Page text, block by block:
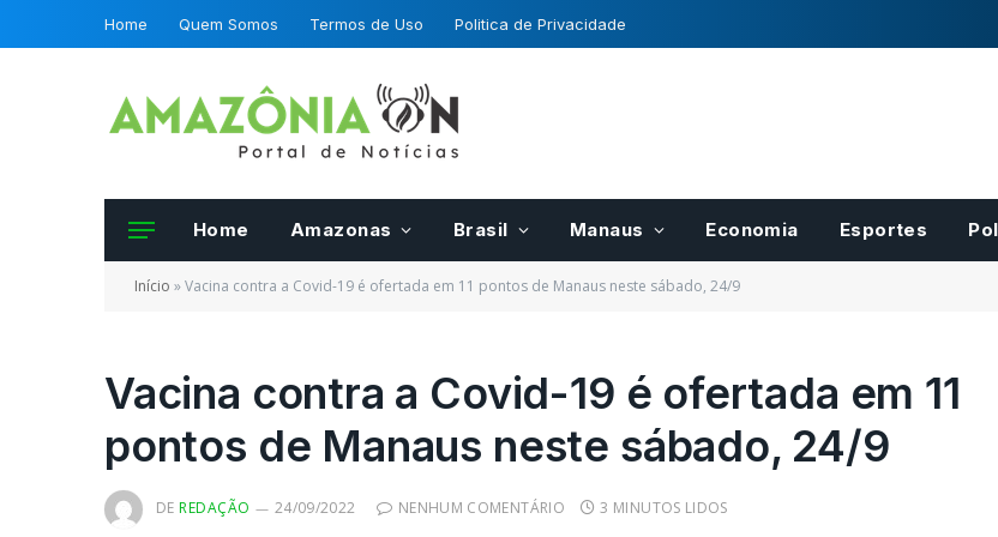
Home Quem Somos Termos de Uso Politica de Privacidade
Home Amazonas Brasil Manaus Economia Esportes
Início »Vacina contra a Covid-19 é ofertada em 11 pontos de Manaus neste sábado, 24/9
Vacina contra a Covid-19 é ofertada em 11
pontos de Manaus neste sábado, 24/9
DE REDAÇÃO 24/09/2022 NENHUM COMENTÁRIO 3 MINUTOS LIDOS
Frutas e hortalias para pases
certificadas por fiscais do
Mapa
Registro Nacional de
Cultivares tem normas